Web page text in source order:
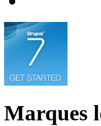
Marques